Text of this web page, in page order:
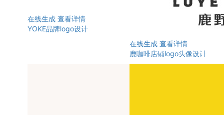
在线生成 查看详情
YOKE品牌logo设计
在线生成 查看详情
鹿咖啡店铺logo头像设计